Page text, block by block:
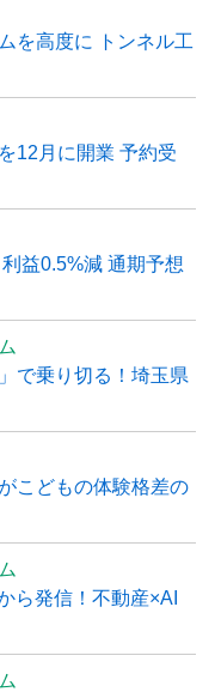
を高度に トンネル工
12月に開業 予約受
益0.5%減 通期予想
で乗り切る！埼玉県
こどもの体験格差の
ら発信！不動産×AI